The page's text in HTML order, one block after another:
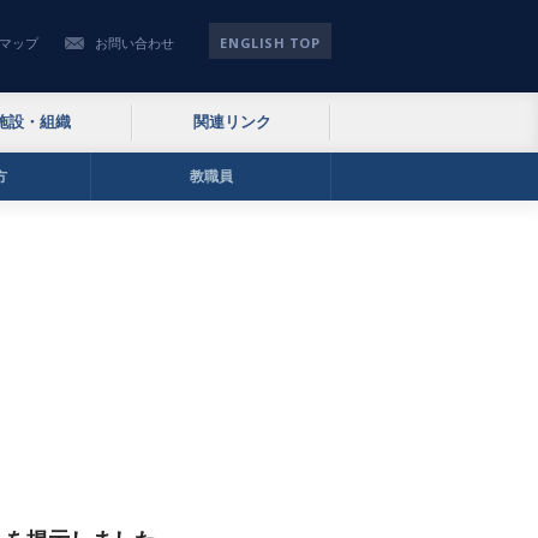
ップ お問い合わせ ENGLISH TOP
設・組織 関連リンク
教職員